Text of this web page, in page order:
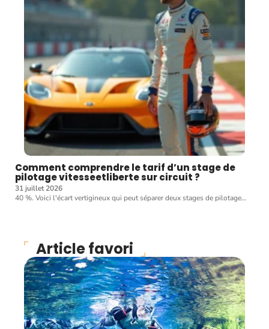
Comment comprendre le tarif d’un stage de
pilotage vitesseetliberte sur circuit ?
31 juillet 2026
40 %. Voici l'écart vertigineux qui peut séparer deux stages de pilotage…
Article favori